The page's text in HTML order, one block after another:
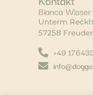
Bianca Wisser
Unterm
57258
+49